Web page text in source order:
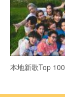
本地新歌Top 100